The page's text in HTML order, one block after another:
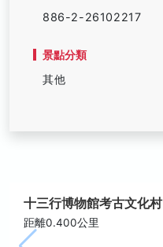
886-2-26102217
景點分類
其他
十三行博物館考古文化村
距離0.400公里